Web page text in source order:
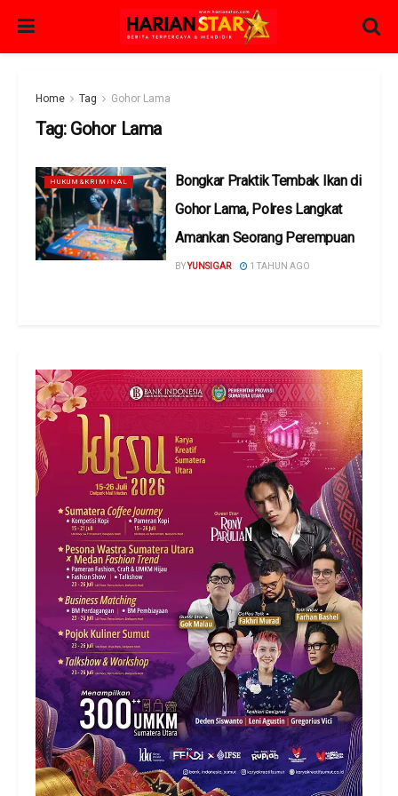
Home Tag Gohor Lama
Tag: Gohor Lama
HUKUM&KRIMINAL
Bongkar Praktik Tembak Ikan di
Gohor Lama, Polres Langkat
Amankan Seorang Perempuan
BYYUNSIGAR 1 TAHUN AGO